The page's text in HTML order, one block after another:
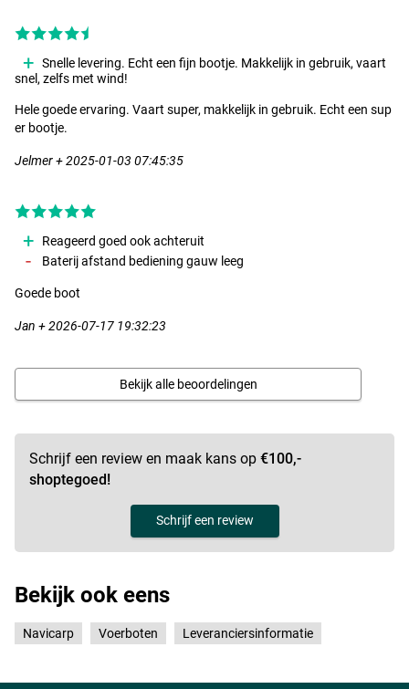
Snelle levering. Echt een fijn bootje. Makkelijk in gebruik, vaart
snel, zelfs met wind!
Hele goede ervaring. Vaart super, makkelijk in gebruik. Echt een sup
er bootje.
Jelmer + 2025-01-03 07:45:35
Reageerd goed ook achteruit
Baterij afstand bediening gauw leeg
Goede boot
Jan + 2026-07-17 19:32:23
Bekijk alle beoordelingen
Schrijf een review en maak kans op €100,-
shoptegoed!
Schrijf een review
Bekijk ook eens
Navicarp Voerboten Leveranciersinformatie